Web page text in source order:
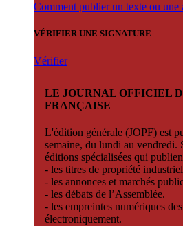
Comment publier un texte ou une
VÉRIFIER UNE SIGNATURE
Vérifier
LE JOURNAL OFFICIEL
FRANÇAISE
L'édition générale (JOPF) est
semaine, du lundi au vendredi.
éditions spécialisées qui
- les titres de propriété
- les annonces et marchés
- les débats de l’Assemblée.
- les empreintes numériques
électroniquement.